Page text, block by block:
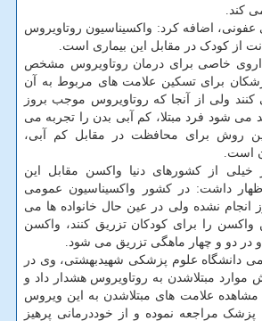
کند.
عفونی، اضافه کرد: واکسیناسیون روتاویروس
از کودک در مقابل این بیماری است.
داروی خاصی برای درمان روتاویروس مشخص
برای تسکین علامت های مربوط به آن
کنند ولی از آنجا که روتاویروس موجب بروز
می شود فرد مبتلا، کم آبی بدن را تجربه می
روش برای محافظت در مقابل کم آبی،
است.
خیلی از کشورهای دنیا واکسن مقابل این
داشت: در کشور واکسیناسیون عمومی
انجام نشده ولی در عین حال خانواده ها می
واکسن را برای کودکان تزریق کنند، واکسن
دانشگاه علوم پزشکی شهیدبهشتی، وی در
موارد مبتلاشدن به روتاویروس هشدار داد و
اشاره کرد: در صورت مشاهده علامت‎ های مبتلاشدن به این ویروس
مراجعه نموده و از خوددرمانی پرهیز